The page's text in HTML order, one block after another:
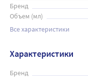
Бренд
Объем (мл)
Все характеристики
Характеристики
Бренд